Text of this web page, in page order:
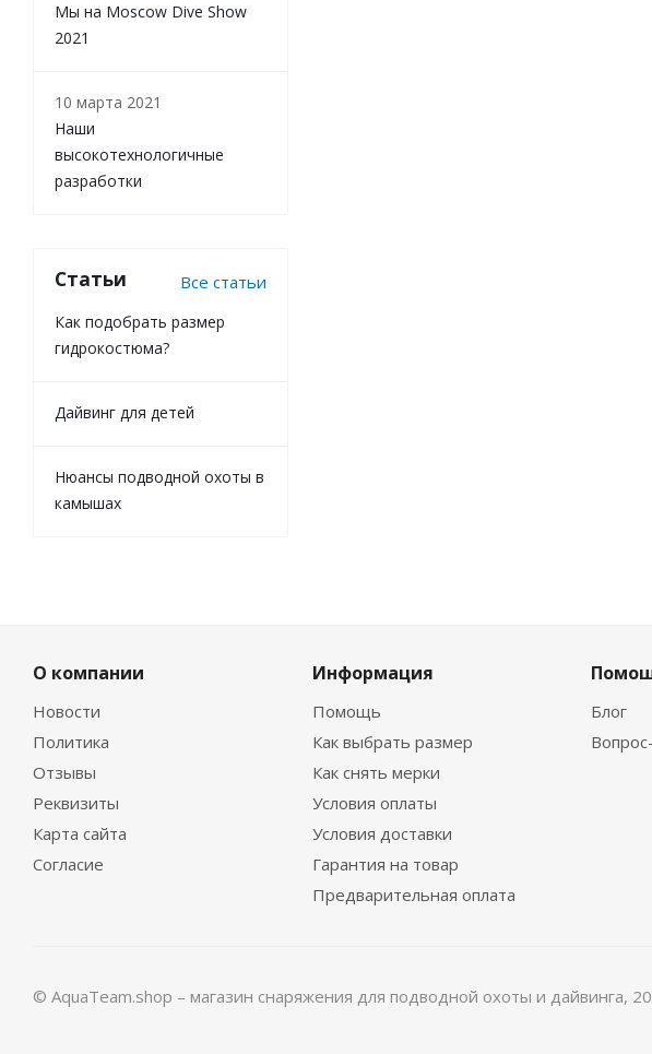
Мы на Moscow Dive Show
2021
10 марта 2021
Наши
высокотехнологичные
разработки
Статьи Все статьи
Как подобрать размер
гидрокостюма?
Дайвинг для детей
Нюансы подводной охоты в
камышах
О компании
Новости
Политика
Отзывы
Реквизиты
Карта сайта
Согласие
Информация
Помощь
Как выбрать размер
Как снять мерки
Условия оплаты
Условия доставки
Гарантия на товар
Предварительная оплата
Блог
© AquaTeam.shop – магазин снаряжения для подводной охоты и дайвинга,